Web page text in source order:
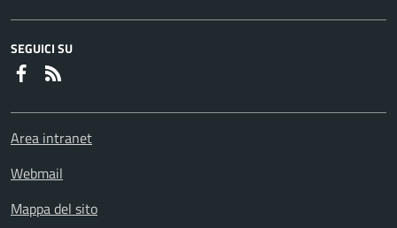
SEGUICI SU
Faceboook
Area intranet
Webmail
Mappa del sito